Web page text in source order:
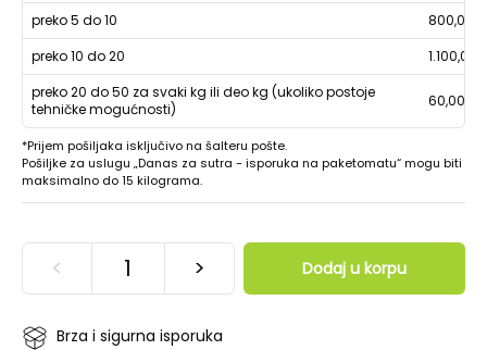
preko 5 do 10
800,00
preko 10 do 20
1.100,00
preko 20 do 50 za svaki kg ili deo kg (ukoliko postoje
tehničke mogućnosti)
60,00
*Prijem pošiljaka isključivo na šalteru pošte.
Pošiljke za uslugu „Danas za sutra - isporuka na paketomatu“ mogu biti
maksimalno do 15 kilograma.
< > Dodaj u korpu
Brza i sigurna isporuka